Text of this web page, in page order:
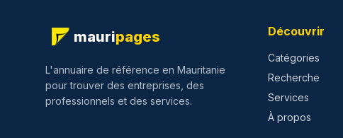
mauripages
L'annuaire de référence en Mauritanie
pour trouver des entreprises, des
professionnels et des services.
Découvrir
Catégories
Recherche
Services
À propos